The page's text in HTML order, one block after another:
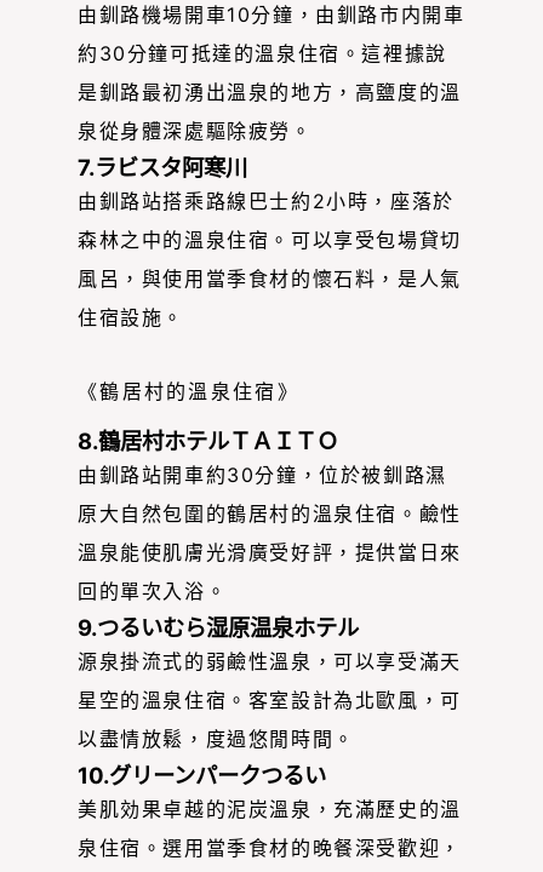
由釧路機場開車10分鐘，由釧路市内開車
約30分鐘可抵達的溫泉住宿。這裡據說
是釧路最初湧出溫泉的地方，高鹽度的溫
泉從身體深處驅除疲勞。
7.ラビスタ阿寒川
由釧路站搭乘路線巴士約2小時，座落於
森林之中的溫泉住宿。可以享受包場貸切
風呂，與使用當季食材的懷石料，是人氣
住宿設施。
《鶴居村的溫泉住宿》
8.鶴居村ホテルＴＡＩＴＯ
由釧路站開車約30分鐘，位於被釧路濕
原大自然包圍的鶴居村的溫泉住宿。鹼性
溫泉能使肌膚光滑廣受好評，提供當日來
回的單次入浴。
9.つるいむら湿原温泉ホテル
源泉掛流式的弱鹼性溫泉，可以享受滿天
星空的溫泉住宿。客室設計為北歐風，可
以盡情放鬆，度過悠閒時間。
10.グリーンパークつるい
美肌効果卓越的泥炭溫泉，充滿歷史的溫
泉住宿。選用當季食材的晚餐深受歡迎，